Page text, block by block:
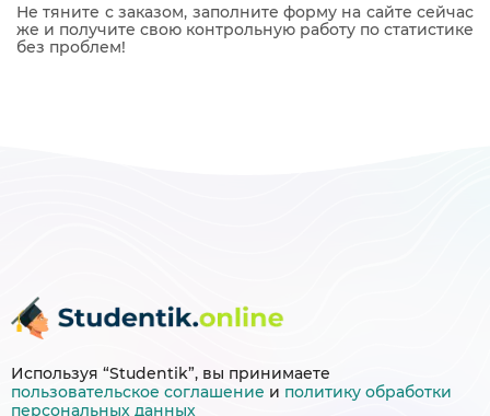
Не тяните с заказом, заполните форму на сайте сейчас
же и получите свою контрольную работу по статистике
без проблем!
Используя “Studentik”, вы принимаете
пользовательское соглашение и политику обработки
персональных данных